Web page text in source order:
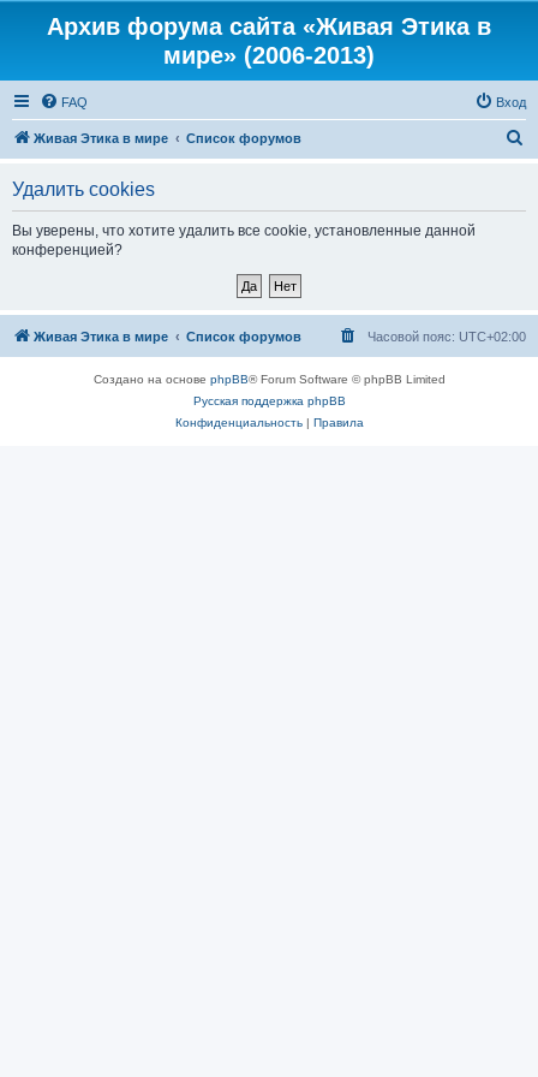
Архив форума сайта «Живая Этика в
мире» (2006-2013)
FAQ Вход
Живая Этика в мире Список форумов
Удалить cookies
Вы уверены, что хотите удалить все cookie, установленные данной
конференцией?
Живая Этика в мире Список форумов Часовой пояс: UTC+02:00
Создано на основе phpBB® Forum Software © phpBB Limited
Русская поддержка phpBB
Конфиденциальность| Правила